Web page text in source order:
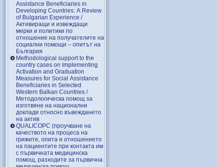
Assistance Beneficiaries in
Developing Countries: A Review
of Bulgarian Experience /
Активиращи и извеждащи
мерки и политики по
отношение на получателите на
социални помощи – опитът на
България
Methodological support to the
country cases on Implementing
Activation and Graduation
Measures for Social Assistance
Beneficiaries in Selected
Western Balkan Countries /
Методологическа помощ за
изготвяне на национални
доклади относно въвеждането
на актив
QUALICOPC (проучване на
качеството на процеса на
грижите, опита и отношението
на пациентите при контакта им
с първичната медицинска
помощ, разходите за първична